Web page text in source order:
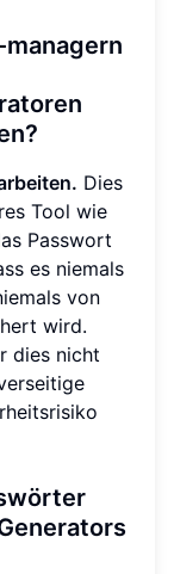
Dies
Tool wie
Passwort
es niemals
von
wird.
dies nicht